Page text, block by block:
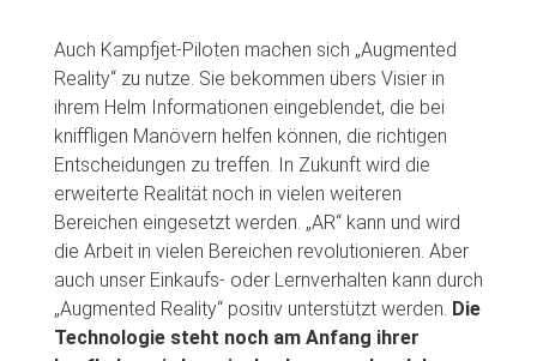
Auch Kampfjet-Piloten machen sich „Augmented
Reality“ zu nutze. Sie bekommen übers Visier in
ihrem Helm Informationen eingeblendet, die bei
kniffligen Manövern helfen können, die richtigen
Entscheidungen zu treffen. In Zukunft wird die
erweiterte Realität noch in vielen weiteren
Bereichen eingesetzt werden. „AR“ kann und wird
die Arbeit in vielen Bereichen revolutionieren. Aber
auch unser Einkaufs- oder Lernverhalten kann durch
„Augmented Reality“ positiv unterstützt werden. Die
Technologie steht noch am Anfang ihrer